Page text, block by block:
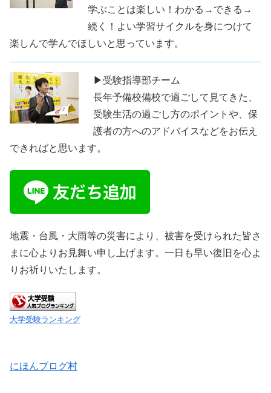
学ぶことは楽しい！わかる→できる→
続く！よい学習サイクルを身につけて
楽しんで学んでほしいと思っています。
▶受験指導部チーム
長年予備校備校で過ごして見てきた、
受験生活の過ごし方のポイントや、保
護者の方へのアドバイスなどをお伝え
できればと思います。
地震・台風・大雨等の災害により、被害を受けられた皆さ
まに心よりお見舞い申し上げます。一日も早い復旧を心よ
りお祈りいたします。
大学受験ランキング
にほんブログ村